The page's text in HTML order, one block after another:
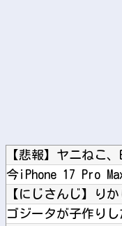
今iPhone 17 Pro
【にじさんじ】り